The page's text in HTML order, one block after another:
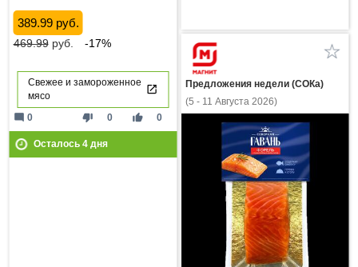
389.99 руб.
469.99руб. -17%
Свежее и замороженное
мясо
thumb_down 0 thumb_up 0
mode_comment 0
Осталось 4дня
Предложения недели (СОКа)
(5 - 11 Августа 2026)